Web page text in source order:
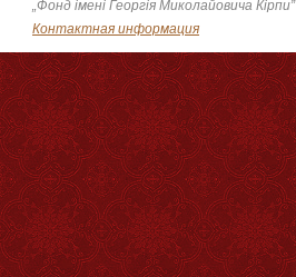
„Фонд імені Георгія Миколайовича Кірпи”
Контактная информация